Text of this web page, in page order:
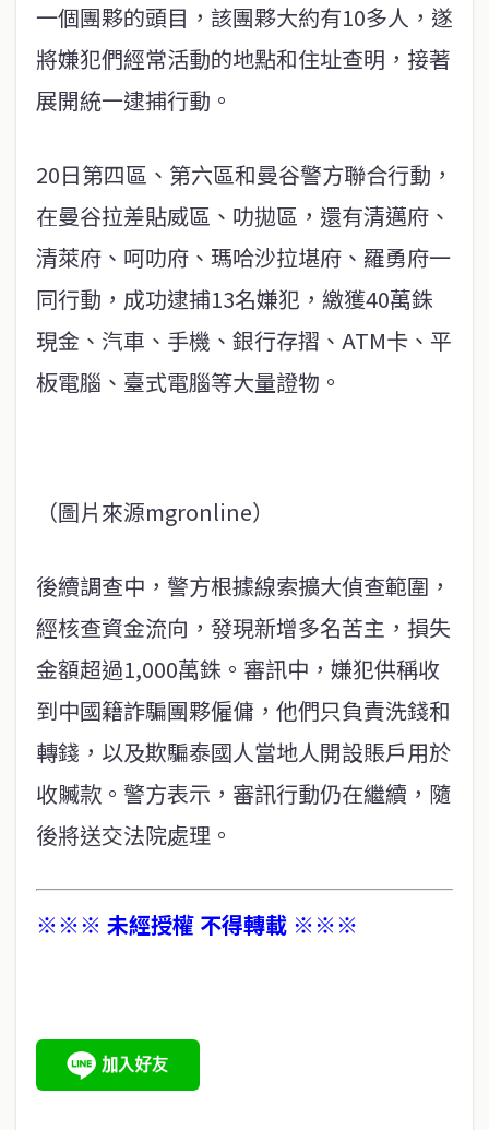
一個團夥的頭目，該團夥大約有10多人，遂
將嫌犯們經常活動的地點和住址查明，接著
展開統一逮捕行動。
20日第四區、第六區和曼谷警方聯合行動，
在曼谷拉差貼威區、叻拋區，還有清邁府、
清萊府、呵叻府、瑪哈沙拉堪府、羅勇府一
同行動，成功逮捕13名嫌犯，繳獲40萬銖
現金、汽車、手機、銀行存摺、ATM卡、平
板電腦、臺式電腦等大量證物。
（圖片來源mgronline）
後續調查中，警方根據線索擴大偵查範圍，
經核查資金流向，發現新增多名苦主，損失
金額超過1,000萬銖。審訊中，嫌犯供稱收
到中國籍詐騙團夥僱傭，他們只負責洗錢和
轉錢，以及欺騙泰國人當地人開設賬戶用於
收贓款。警方表示，審訊行動仍在繼續，隨
後將送交法院處理。
※※※ 未經授權 不得轉載 ※※※